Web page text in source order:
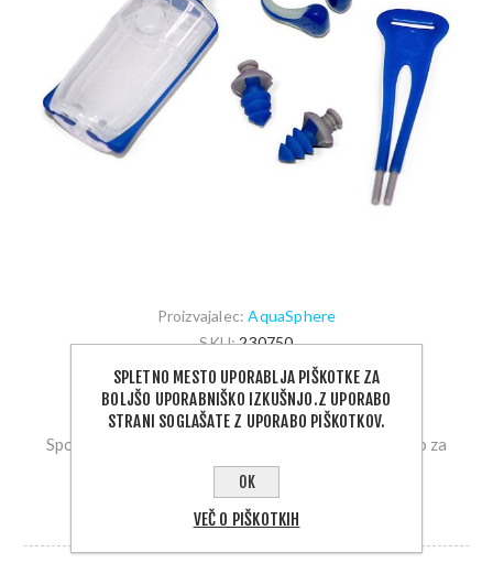
Proizvajalec: AquaSphere
SKU:230750
12,90 €
Sponka za nos in čepki za ušesa s priloženo škatlico za
shranjevanje.
DOBAVA 1 - 5 DNI
SPLETNO MESTO UPORABLJA PIŠKOTKE ZA
BOLJŠO UPORABNIŠKO IZKUŠNJO.Z UPORABO
STRANI SOGLAŠATE Z UPORABO PIŠKOTKOV.
OK
VEČ O PIŠKOTKIH